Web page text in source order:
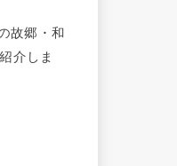
故郷・和
介しま